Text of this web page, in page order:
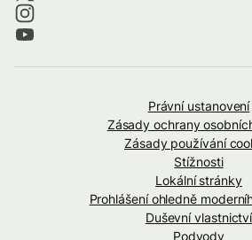
Právní ustanovení
Zásady ochrany
Zásady používání
Stížnosti
Lokální stránky
Prohlášení ohledně
Duševní vlastnictví
Podvody